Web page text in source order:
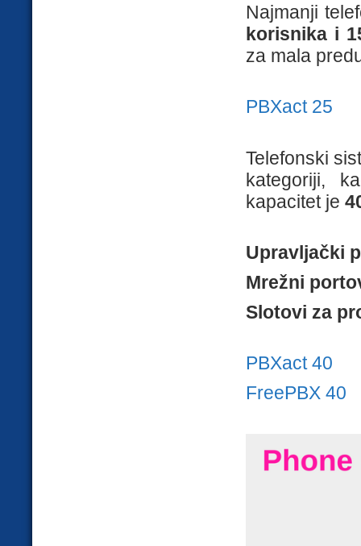
Najmanji
korisnika i
za mala
PBXact 25
Telefonski
kategoriji,
kapacitet je
Upravljački
Mrežni
Slotovi za
PBXact 40
FreePBX 40